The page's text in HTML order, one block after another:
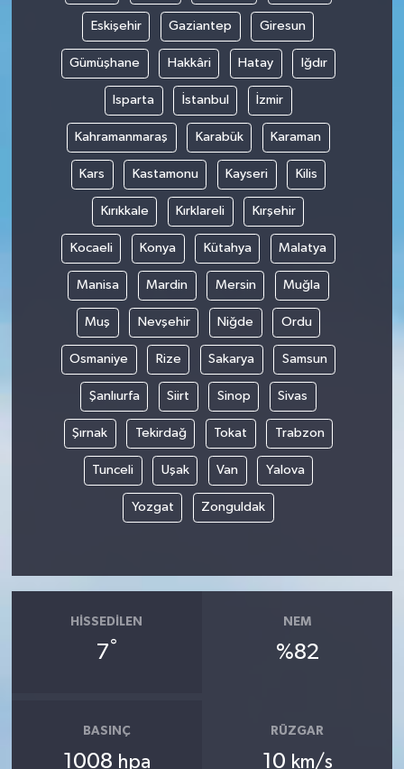
Eskişehir Gaziantep Giresun
Gümüşhane Hakkâri Hatay Iğdır
Isparta İstanbul İzmir
Kahramanmaraş Karabük Karaman
Kars Kastamonu Kayseri Kilis
Kırıkkale Kırklareli Kırşehir
Kocaeli Konya Kütahya Malatya
Manisa Mardin Mersin Muğla
Muş Nevşehir Niğde Ordu
Osmaniye Rize Sakarya Samsun
Şanlıurfa Siirt Sinop Sivas
Şırnak Tekirdağ Tokat Trabzon
Tunceli Uşak Van Yalova
Yozgat Zonguldak
HISSEDILEN
7°
NEM
%82
BASINÇ
1008 hpa
RÜZGAR
10 km/s